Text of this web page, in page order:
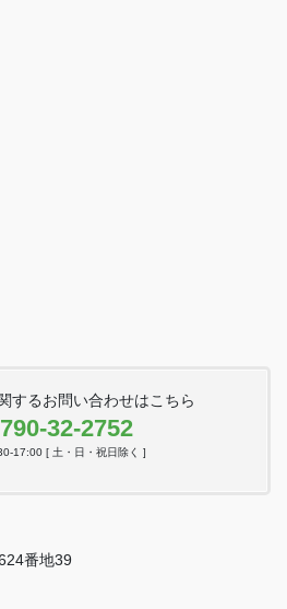
するお問い合わせはこちら
32-2752
17:00 [ 土・日・祝日除く ]
番地39